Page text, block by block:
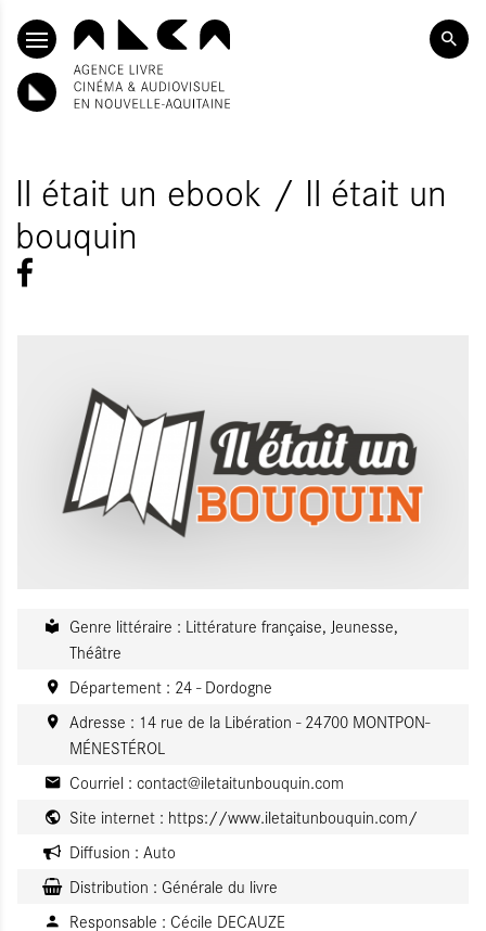
SKIP TO CONTENT
Il était un ebook / Il était un
bouquin
Genre littéraire : Littérature française, Jeunesse,
Théâtre
Département : 24 - Dordogne
Adresse : 14 rue de la Libération - 24700 MONTPON-
MÉNESTÉROL
Courriel : contact@iletaitunbouquin.com
Site internet : https://www.iletaitunbouquin.com/
Diffusion : Auto
Distribution : Générale du livre
Responsable : Cécile DECAUZE